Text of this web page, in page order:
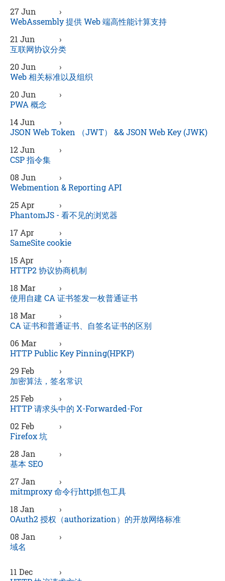
27 Jun
›
WebAssembly 提供 Web 端高性能计算支持
21 Jun
›
互联网协议分类
20 Jun
›
Web 相关标准以及组织
20 Jun
›
PWA 概念
14 Jun
›
JSON Web Token （JWT） && JSON Web Key (JWK)
12 Jun
›
CSP 指令集
08 Jun
›
Webmention & Reporting API
25 Apr
›
PhantomJS - 看不见的浏览器
17 Apr
›
SameSite cookie
15 Apr
›
HTTP2 协议协商机制
18 Mar
›
使用自建 CA 证书签发一枚普通证书
18 Mar
›
CA 证书和普通证书、自签名证书的区别
06 Mar
›
HTTP Public Key Pinning(HPKP)
29 Feb
›
加密算法，签名常识
25 Feb
›
HTTP 请求头中的 X-Forwarded-For
02 Feb
›
Firefox 坑
28 Jan
›
基本 SEO
27 Jan
›
mitmproxy 命令行http抓包工具
18 Jan
›
OAuth2 授权（authorization）的开放网络标准
08 Jan
›
域名
11 Dec
›